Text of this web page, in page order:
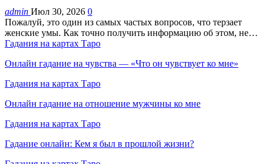
admin Июл 30, 2026 0
Пожалуй, это один из самых частых вопросов, что терзает
женские умы. Как точно получить информацию об этом, не…
Гадания на картах Таро
Онлайн гадание на чувства — «Что он чувствует ко мне»
Гадания на картах Таро
Онлайн гадание на отношение мужчины ко мне
Гадания на картах Таро
Гадание онлайн: Кем я был в прошлой жизни?